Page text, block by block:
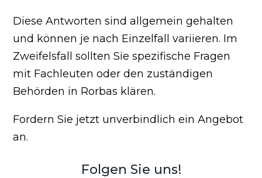
Diese Antworten sind allgemein gehalten
und können je nach Einzelfall variieren. Im
Zweifelsfall sollten Sie spezifische Fragen
mit Fachleuten oder den zuständigen
Behörden in Rorbas klären.
Fordern Sie jetzt unverbindlich ein Angebot
an.
Folgen Sie uns!